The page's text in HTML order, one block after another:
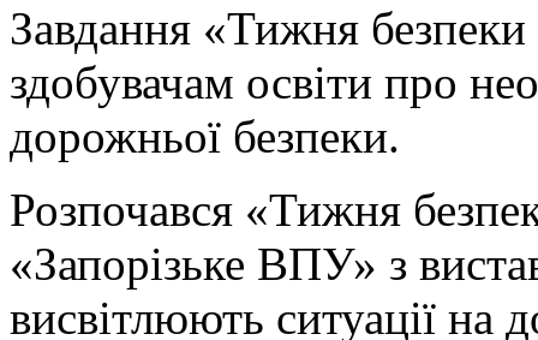
Завдання «Тижня
здобувачам освіти про
дорожньої безпеки.
Розпочався «Тижня
«Запорізьке ВПУ» з
висвітлюють ситуації на